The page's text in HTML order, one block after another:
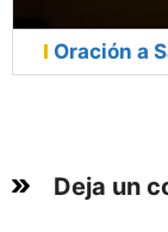
Oración a
Deja un